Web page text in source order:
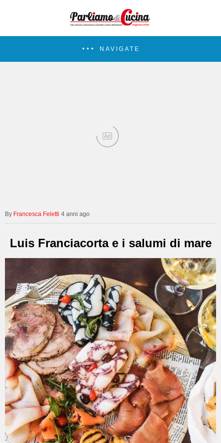
NAVIGATE
Ad
Francesca Feletti 4 anni ago
Luis Franciacorta e i salumi di mare